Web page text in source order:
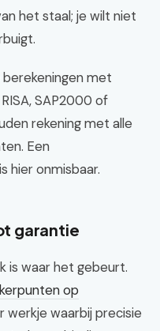
het staal; je wilt niet
met
SAP2000 of
rekening met alle
Een
hier onmisbaar.
garantie
is waar het gebeurt.
op
werkje waarbij precisie